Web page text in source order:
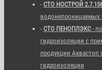
- СТО НОСТРОЙ
водонепроницаемых
- СТО ПЕНОПЛЭКС-
гидроизоляции с
продукции Аквастоп
гидроизоляции